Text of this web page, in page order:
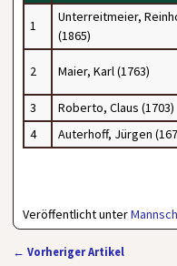
1
Unterreitmeier,
(1865)
2 Maier, Karl (1763)
3
Roberto, Claus (1703)
4
Auterhoff, Jürgen
Veröffentlicht unter
← Vorheriger Artikel